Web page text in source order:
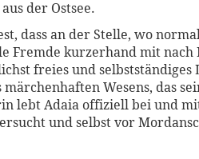
der Ostsee.
dass an der Stelle, wo
Fremde kurzerhand mit nach
freies und
Wesens, das
lebt Adaia offiziell bei und
und selbst vor